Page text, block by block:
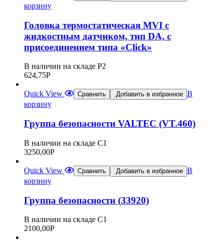
корзину
Головка термостатическая MVI с
жидкостным датчиком, тип DA, с
присоединением типа «Сlick»
В наличии на складе Р2
624,75Р
Quick View Сравнить Добавить в избранное В
корзину
Группа безопасности VALTEC (VT.460)
В наличии на складе С1
3250,00Р
Quick View Сравнить Добавить в избранное В
корзину
Группа безопасности (33920)
В наличии на складе С1
2100,00Р